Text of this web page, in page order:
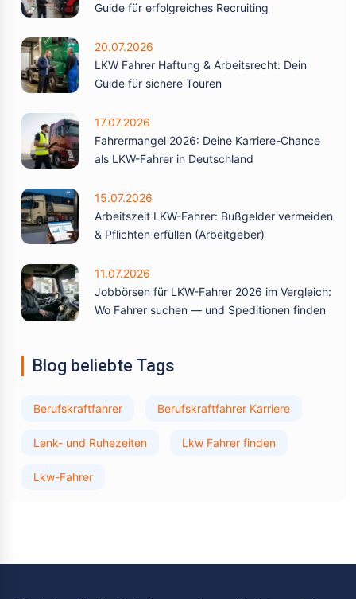
Guide für erfolgreiches Recruiting
20.07.2026
LKW Fahrer Haftung & Arbeitsrecht: Dein
Guide für sichere Touren
17.07.2026
Fahrermangel 2026: Deine Karriere-Chance
als LKW-Fahrer in Deutschland
15.07.2026
Arbeitszeit LKW-Fahrer: Bußgelder vermeiden
& Pflichten erfüllen (Arbeitgeber)
11.07.2026
Jobbörsen für LKW-Fahrer 2026 im Vergleich:
Wo Fahrer suchen — und Speditionen finden
Blog beliebte Tags
Berufskraftfahrer Berufskraftfahrer Karriere
Lenk- und Ruhezeiten Lkw Fahrer finden
Lkw-Fahrer